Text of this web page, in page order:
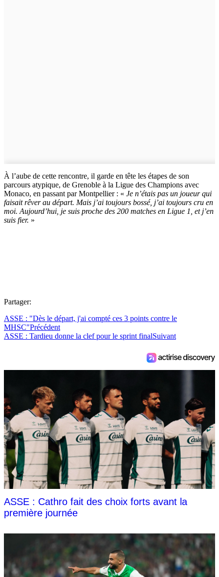
À l’aube de cette rencontre, il garde en tête les étapes de son
parcours atypique, de Grenoble à la Ligue des Champions avec
Monaco, en passant par Montpellier : « Je n’étais pas un joueur qui
faisait rêver au départ. Mais j’ai toujours bossé, j’ai toujours cru en
moi. Aujourd’hui, je suis proche des 200 matches en Ligue 1, et j’en
suis fier. »
Partager:
ASSE : "Dès le départ, j'ai compté ces 3 points contre le
MHSC"Précédent
ASSE : Tardieu donne la clef pour le sprint finalSuivant
ASSE : Cathro fait des choix forts avant la
première journée